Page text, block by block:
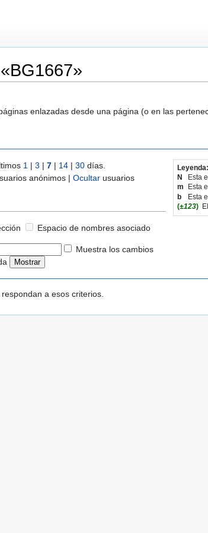
enlazadas desde una página (o en las
Leyenda:
N
Esta
m
Esta
b
Esta
(±123)
1 | 3 | 7 | 14 | 30 días.
anónimos | Ocultar usuarios
Espacio de nombres asociado
Muestra los cambios
a esos criterios.